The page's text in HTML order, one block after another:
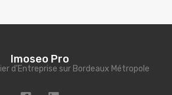
Imoseo Pro
d'Entreprise sur Bordeaux Métropole